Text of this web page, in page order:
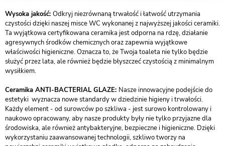
Wysoka jakość: Odkryj niezrównaną trwałość i łatwość utrzymania
czystości dzięki naszej misce WC wykonanej z najwyższej jakości ceramiki.
Ta wyjątkowa certyfikowana ceramika jest odporna na rdzę, działanie
agresywnych środków chemicznych oraz zapewnia wyjątkowe
właściwości higieniczne. Oznacza to, że Twoja toaleta nie tylko będzie
służyć przez lata, ale również będzie błyszczeć czystością z minimalnym
wysiłkiem.
Ceramika ANTI-BACTERIAL GLAZE: Nasze innowacyjne podejście do
estetyki wyznacza nowe standardy w dziedzinie higieny i trwałości.
Każdy element - od surowców po szkliwa - jest surowo kontrolowany i
naukowo opracowany, aby nasze produkty były nie tylko przyjazne dla
środowiska, ale również antybakteryjne, bezpieczne i higieniczne. Dzięki
wykorzystaniu zaawansowanej technologii, szkliwo tworzy na